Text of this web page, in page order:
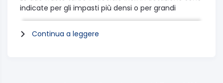
indicate per gli impasti più densi o per grandi
quantità.
Vengono inoltre forniti quattro accessori aggiuntivi:
due ganci impastatori, la frusta a 16 fili, l’asta per
Continua a leggere